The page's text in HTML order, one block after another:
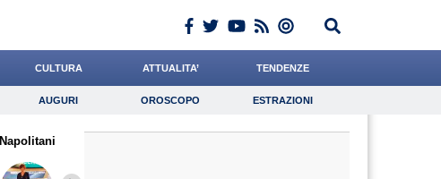
CULTURA ATTUALITA’ TENDENZE
Auguri Oroscopo Estrazioni
Giornalista
AUGURI OROSCOPO ESTRAZIONI
Napolitani